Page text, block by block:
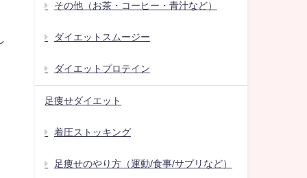
その他（お茶・コーヒー・青汁など）
ダイエットスムージー
ダイエットプロテイン
足痩せダイエット
着圧ストッキング
足痩せのやり方（運動/食事/サプリなど）